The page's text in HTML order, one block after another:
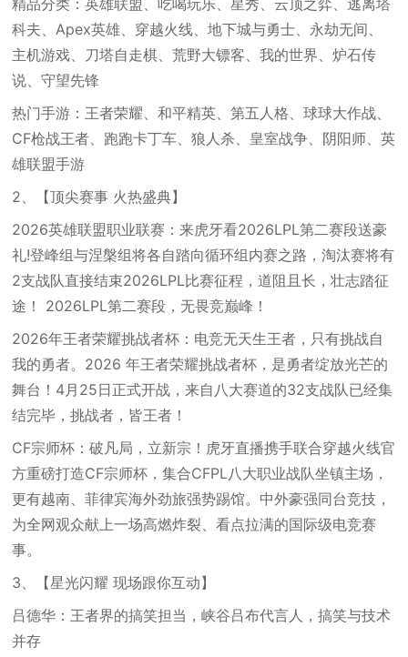
精品分类：英雄联盟、吃喝玩乐、星秀、云顶之弈、逃离塔
科夫、Apex英雄、穿越火线、地下城与勇士、永劫无间、
主机游戏、刀塔自走棋、荒野大镖客、我的世界、炉石传
说、守望先锋
热门手游：王者荣耀、和平精英、第五人格、球球大作战、
CF枪战王者、跑跑卡丁车、狼人杀、皇室战争、阴阳师、英
雄联盟手游
2、【顶尖赛事 火热盛典】
2026英雄联盟职业联赛：来虎牙看2026LPL第二赛段送豪
礼!登峰组与涅槃组将各自踏向循环组内赛之路，淘汰赛将有
2支战队直接结束2026LPL比赛征程，道阻且长，壮志踏征
途！ 2026LPL第二赛段，无畏竞巅峰！
2026年王者荣耀挑战者杯：电竞无天生王者，只有挑战自
我的勇者。2026 年王者荣耀挑战者杯，是勇者绽放光芒的
舞台！4月25日正式开战，来自八大赛道的32支战队已经集
结完毕，挑战者，皆王者！
CF宗师杯：破凡局，立新宗！虎牙直播携手联合穿越火线官
方重磅打造CF宗师杯，集合CFPL八大职业战队坐镇主场，
更有越南、菲律宾海外劲旅强势踢馆。中外豪强同台竞技，
为全网观众献上一场高燃炸裂、看点拉满的国际级电竞赛
事。
3、【星光闪耀 现场跟你互动】
吕德华：王者界的搞笑担当，峡谷吕布代言人，搞笑与技术
并存